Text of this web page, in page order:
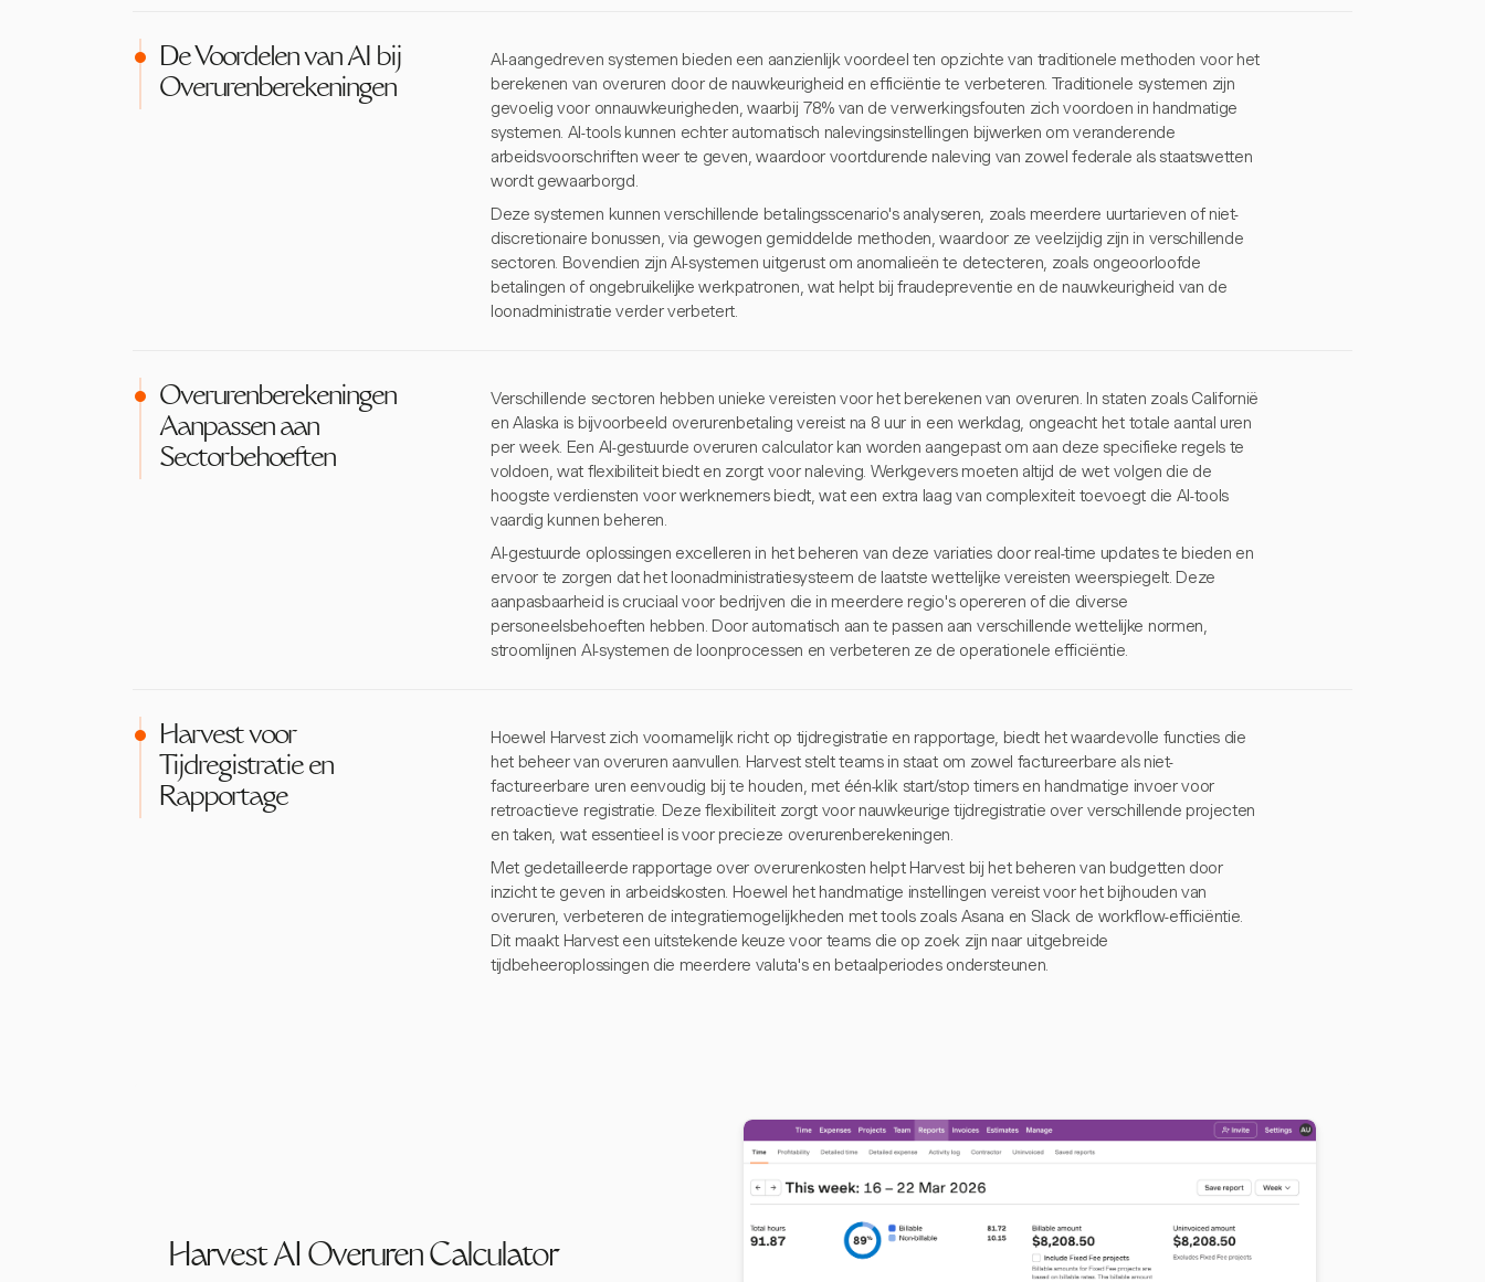
De Voordelen van AI bij
Overurenberekeningen
AI-aangedreven systemen bieden een aanzienlijk voordeel ten opzichte van traditionele methoden voor het
berekenen van overuren door de nauwkeurigheid en efficiëntie te verbeteren. Traditionele systemen zijn
gevoelig voor onnauwkeurigheden, waarbij 78% van de verwerkingsfouten zich voordoen in handmatige
systemen. AI-tools kunnen echter automatisch nalevingsinstellingen bijwerken om veranderende
arbeidsvoorschriften weer te geven, waardoor voortdurende naleving van zowel federale als staatswetten
wordt gewaarborgd.
Deze systemen kunnen verschillende betalingsscenario's analyseren, zoals meerdere uurtarieven of niet-
discretionaire bonussen, via gewogen gemiddelde methoden, waardoor ze veelzijdig zijn in verschillende
sectoren. Bovendien zijn AI-systemen uitgerust om anomalieën te detecteren, zoals ongeoorloofde
betalingen of ongebruikelijke werkpatronen, wat helpt bij fraudepreventie en de nauwkeurigheid van de
loonadministratie verder verbetert.
Overurenberekeningen
Aanpassen aan
Sectorbehoeften
Verschillende sectoren hebben unieke vereisten voor het berekenen van overuren. In staten zoals Californië
en Alaska is bijvoorbeeld overurenbetaling vereist na 8 uur in een werkdag, ongeacht het totale aantal uren
per week. Een AI-gestuurde overuren calculator kan worden aangepast om aan deze specifieke regels te
voldoen, wat flexibiliteit biedt en zorgt voor naleving. Werkgevers moeten altijd de wet volgen die de
hoogste verdiensten voor werknemers biedt, wat een extra laag van complexiteit toevoegt die AI-tools
vaardig kunnen beheren.
AI-gestuurde oplossingen excelleren in het beheren van deze variaties door real-time updates te bieden en
ervoor te zorgen dat het loonadministratiesysteem de laatste wettelijke vereisten weerspiegelt. Deze
aanpasbaarheid is cruciaal voor bedrijven die in meerdere regio's opereren of die diverse
personeelsbehoeften hebben. Door automatisch aan te passen aan verschillende wettelijke normen,
stroomlijnen AI-systemen de loonprocessen en verbeteren ze de operationele efficiëntie.
Harvest voor
Tijdregistratie en
Rapportage
Hoewel Harvest zich voornamelijk richt op tijdregistratie en rapportage, biedt het waardevolle functies die
het beheer van overuren aanvullen. Harvest stelt teams in staat om zowel factureerbare als niet-
factureerbare uren eenvoudig bij te houden, met één-klik start/stop timers en handmatige invoer voor
retroactieve registratie. Deze flexibiliteit zorgt voor nauwkeurige tijdregistratie over verschillende projecten
en taken, wat essentieel is voor precieze overurenberekeningen.
Met gedetailleerde rapportage over overurenkosten helpt Harvest bij het beheren van budgetten door
inzicht te geven in arbeidskosten. Hoewel het handmatige instellingen vereist voor het bijhouden van
overuren, verbeteren de integratiemogelijkheden met tools zoals Asana en Slack de workflow-efficiëntie.
Dit maakt Harvest een uitstekende keuze voor teams die op zoek zijn naar uitgebreide
tijdbeheeroplossingen die meerdere valuta's en betaalperiodes ondersteunen.
Harvest AI Overuren Calculator